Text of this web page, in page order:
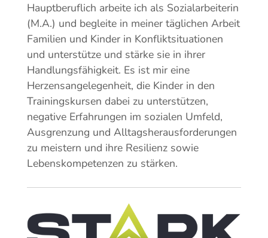
Hauptberuflich arbeite ich als Sozialarbeiterin
(M.A.) und begleite in meiner täglichen Arbeit
Familien und Kinder in Konfliktsituationen
und unterstütze und stärke sie in ihrer
Handlungsfähigkeit. Es ist mir eine
Herzensangelegenheit, die Kinder in den
Trainingskursen dabei zu unterstützen,
negative Erfahrungen im sozialen Umfeld,
Ausgrenzung und Alltagsherausforderungen
zu meistern und ihre Resilienz sowie
Lebenskompetenzen zu stärken.